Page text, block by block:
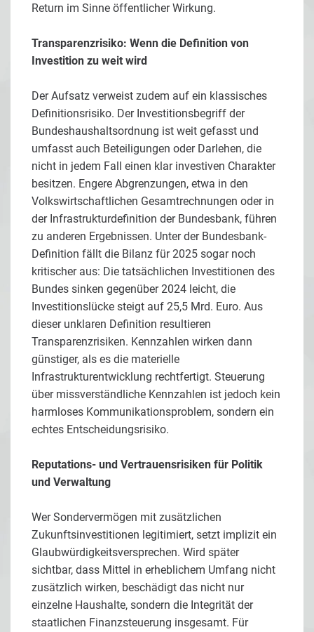
Return im Sinne öffentlicher Wirkung.
Transparenzrisiko: Wenn die Definition von
Investition zu weit wird
Der Aufsatz verweist zudem auf ein klassisches
Definitionsrisiko. Der Investitionsbegriff der
Bundeshaushaltsordnung ist weit gefasst und
umfasst auch Beteiligungen oder Darlehen, die
nicht in jedem Fall einen klar investiven Charakter
besitzen. Engere Abgrenzungen, etwa in den
Volkswirtschaftlichen Gesamtrechnungen oder in
der Infrastrukturdefinition der Bundesbank, führen
zu anderen Ergebnissen. Unter der Bundesbank-
Definition fällt die Bilanz für 2025 sogar noch
kritischer aus: Die tatsächlichen Investitionen des
Bundes sinken gegenüber 2024 leicht, die
Investitionslücke steigt auf 25,5 Mrd. Euro. Aus
dieser unklaren Definition resultieren
Transparenzrisiken. Kennzahlen wirken dann
günstiger, als es die materielle
Infrastrukturentwicklung rechtfertigt. Steuerung
über missverständliche Kennzahlen ist jedoch kein
harmloses Kommunikationsproblem, sondern ein
echtes Entscheidungsrisiko.
Reputations- und Vertrauensrisiken für Politik
und Verwaltung
Wer Sondervermögen mit zusätzlichen
Zukunftsinvestitionen legitimiert, setzt implizit ein
Glaubwürdigkeitsversprechen. Wird später
sichtbar, dass Mittel in erheblichem Umfang nicht
zusätzlich wirken, beschädigt das nicht nur
einzelne Haushalte, sondern die Integrität der
staatlichen Finanzsteuerung insgesamt. Für